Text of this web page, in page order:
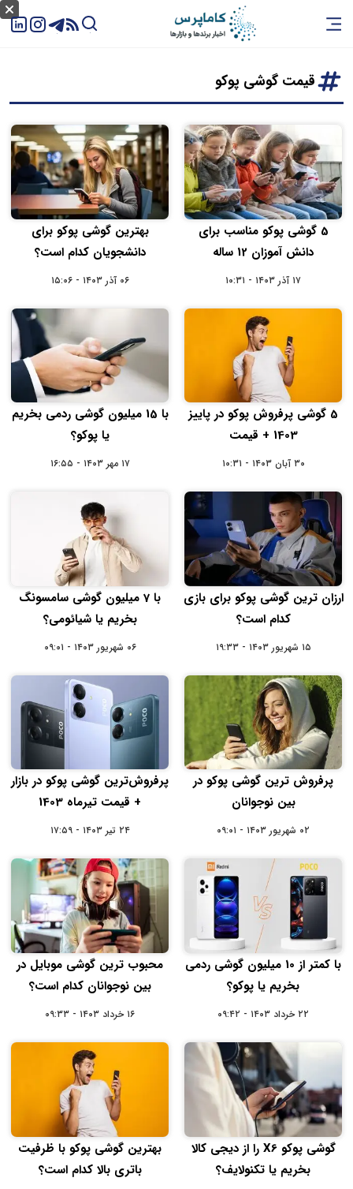
قیمت گوشی پوکو
5 گوشی پوکو مناسب برای
دانش آموزان 12 ساله
۱۷ آذر ۱۴۰۳ - ۱۰:۳۱
بهترین گوشی پوکو برای
دانشجویان کدام است؟
۰۶ آذر ۱۴۰۳ - ۱۵:۰۶
5 گوشی پرفروش پوکو در پاییز
1403 + قیمت
۳۰ آبان ۱۴۰۳ - ۱۰:۳۱
با 15 میلیون گوشی ردمی بخریم
یا پوکو؟
۱۷ مهر ۱۴۰۳ - ۱۶:۵۵
ارزان ترین گوشی پوکو برای بازی
کدام است؟
۱۵ شهریور ۱۴۰۳ - ۱۹:۳۳
با 7 میلیون گوشی سامسونگ
بخریم یا شیائومی؟
۰۶ شهریور ۱۴۰۳ - ۰۹:۰۱
پرفروش ترین گوشی پوکو در
بین نوجوانان
۰۲ شهریور ۱۴۰۳ - ۰۹:۰۱
پرفروش‌ترین گوشی‌ پوکو در بازار
+ قیمت تیرماه 1403
۲۴ تیر ۱۴۰۳ - ۱۷:۵۹
با کمتر از 10 میلیون گوشی ردمی
بخریم یا پوکو؟
۲۲ خرداد ۱۴۰۳ - ۰۹:۴۲
محبوب ترین گوشی موبایل در
بین نوجوانان کدام است؟
۱۶ خرداد ۱۴۰۳ - ۰۹:۳۳
گوشی پوکو X6 را از دیجی کالا
بخریم یا تکنولایف؟
بهترین گوشی پوکو با ظرفیت
باتری بالا کدام است؟